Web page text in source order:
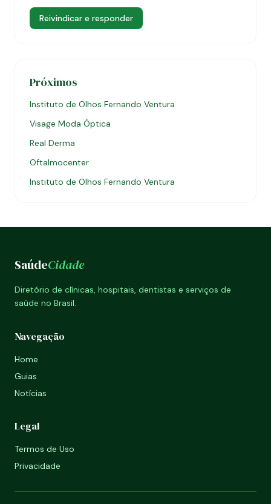
Reivindicar e responder
Próximos
Instituto de Olhos Fernando Ventura
Visage Moda Óptica
Real Derma
Oftalmocenter
Instituto de Olhos Fernando Ventura
SaúdeCidade
Diretório de clínicas, hospitais, dentistas e serviços de
saúde no Brasil.
Navegação
Home
Guias
Notícias
Legal
Termos de Uso
Privacidade